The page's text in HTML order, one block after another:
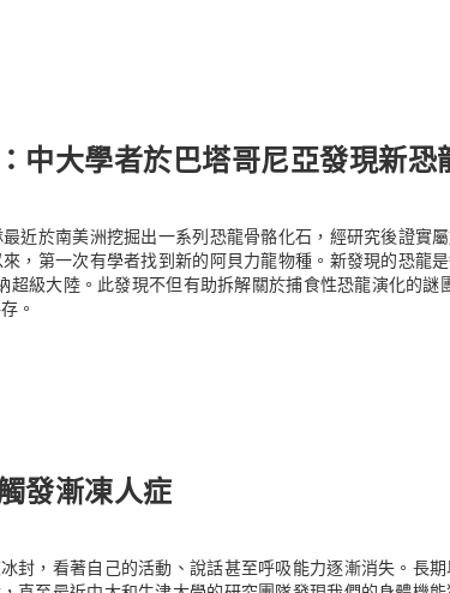
中大學者於巴塔哥尼亞發現新恐
近於南美洲挖掘出一系列恐龍骨骼化石，經研究後證實
，第一次有學者找到新的阿貝力龍物種。新發現的恐龍
超級大陸。此發現不但有助拆解關於捕食性恐龍演化的謎
。
發漸凍人症
封，看著自己的活動、說話甚至呼吸能力逐漸消失。長